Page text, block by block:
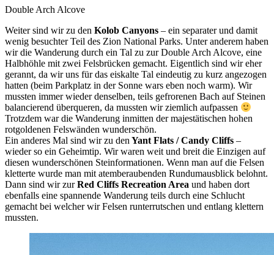
Double Arch Alcove
Weiter sind wir zu den Kolob Canyons – ein separater und damit
wenig besuchter Teil des Zion National Parks. Unter anderem haben
wir die Wanderung durch ein Tal zu zur Double Arch Alcove, eine
Halbhöhle mit zwei Felsbrücken gemacht. Eigentlich sind wir eher
gerannt, da wir uns für das eiskalte Tal eindeutig zu kurz angezogen
hatten (beim Parkplatz in der Sonne wars eben noch warm). Wir
mussten immer wieder denselben, teils gefrorenen Bach auf Steinen
balancierend überqueren, da mussten wir ziemlich aufpassen
Trotzdem war die Wanderung inmitten der majestätischen hohen
rotgoldenen Felswänden wunderschön.
Ein anderes Mal sind wir zu den Yant Flats / Candy Cliffs –
wieder so ein Geheimtip. Wir waren weit und breit die Einzigen auf
diesen wunderschönen Steinformationen. Wenn man auf die Felsen
kletterte wurde man mit atemberaubenden Rundumausblick belohnt.
Dann sind wir zurRed Cliffs Recreation Area und haben dort
ebenfalls eine spannende Wanderung teils durch eine Schlucht
gemacht bei welcher wir Felsen runterrutschen und entlang klettern
mussten.